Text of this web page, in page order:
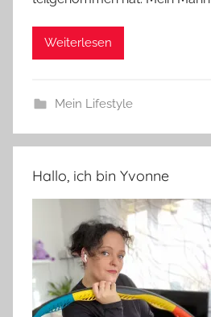
Weiterlesen
Mein Lifestyle
Hallo, ich bin Yvonne